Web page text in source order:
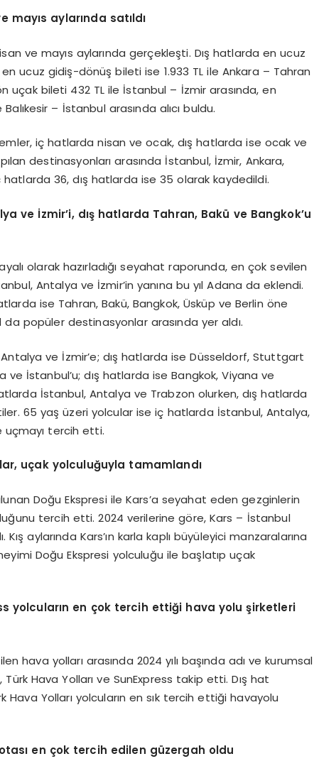
aylarında satıldı
ve mayıs aylarında gerçekleşti. Dış hatlarda en ucuz
ucuz gidiş-dönüş bileti ise 1.933 TL ile Ankara – Tahran
uçak bileti 432 TL ile İstanbul – İzmir arasında, en
– İstanbul arasında alıcı buldu.
iç hatlarda nisan ve ocak, dış hatlarda ise ocak ve
destinasyonları arasında İstanbul, İzmir, Ankara,
36, dış hatlarda ise 35 olarak kaydedildi.
ve İzmir’i, dış hatlarda Tahran, Bakü ve Bangkok’u
olarak hazırladığı seyahat raporunda, en çok sevilen
Antalya ve İzmir’in yanına bu yıl Adana da eklendi.
ise Tahran, Bakü, Bangkok, Üsküp ve Berlin öne
popüler destinasyonlar arasında yer aldı.
ve İzmir’e; dış hatlarda ise Düsseldorf, Stuttgart
İstanbul’u; dış hatlarda ise Bangkok, Viyana ve
İstanbul, Antalya ve Trabzon olurken, dış hatlarda
65 yaş üzeri yolcular ise iç hatlarda İstanbul, Antalya,
uçmayı tercih etti.
uçak yolculuğuyla tamamlandı
Doğu Ekspresi ile Kars’a seyahat eden gezginlerin
tercih etti. 2024 verilerine göre, Kars – İstanbul
aylarında Kars’ın karla kaplı büyüleyici manzaralarına
Doğu Ekspresi yolculuğu ile başlatıp uçak
yolcuların en çok tercih ettiği hava yolu şirketleri
yolları arasında 2024 yılı başında adı ve kurumsal
Hava Yolları ve SunExpress takip etti. Dış hat
Yolları yolcuların en sık tercih ettiği havayolu
en çok tercih edilen güzergah oldu